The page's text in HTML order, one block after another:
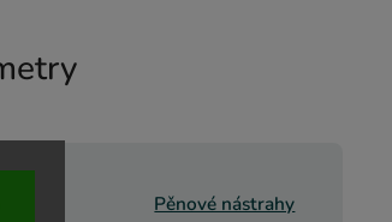
Pěnové nástrahy